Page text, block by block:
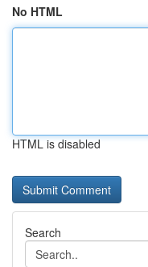
No HTML
HTML is disabled
Search